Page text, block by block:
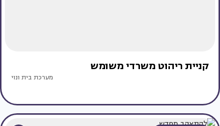
קניית ריהוט משרדי משומש
מערכת בית ונוי